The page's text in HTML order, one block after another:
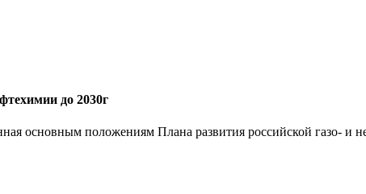
до 2030г
основным положениям Плана развития российской газо- и